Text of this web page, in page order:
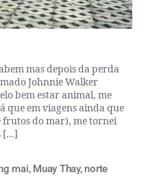
mas depois da perda
Johnnie Walker
bem estar animal, me
que em viagens ainda que
frutos do mar), me tornei
[…]
mai, Muay Thay, norte